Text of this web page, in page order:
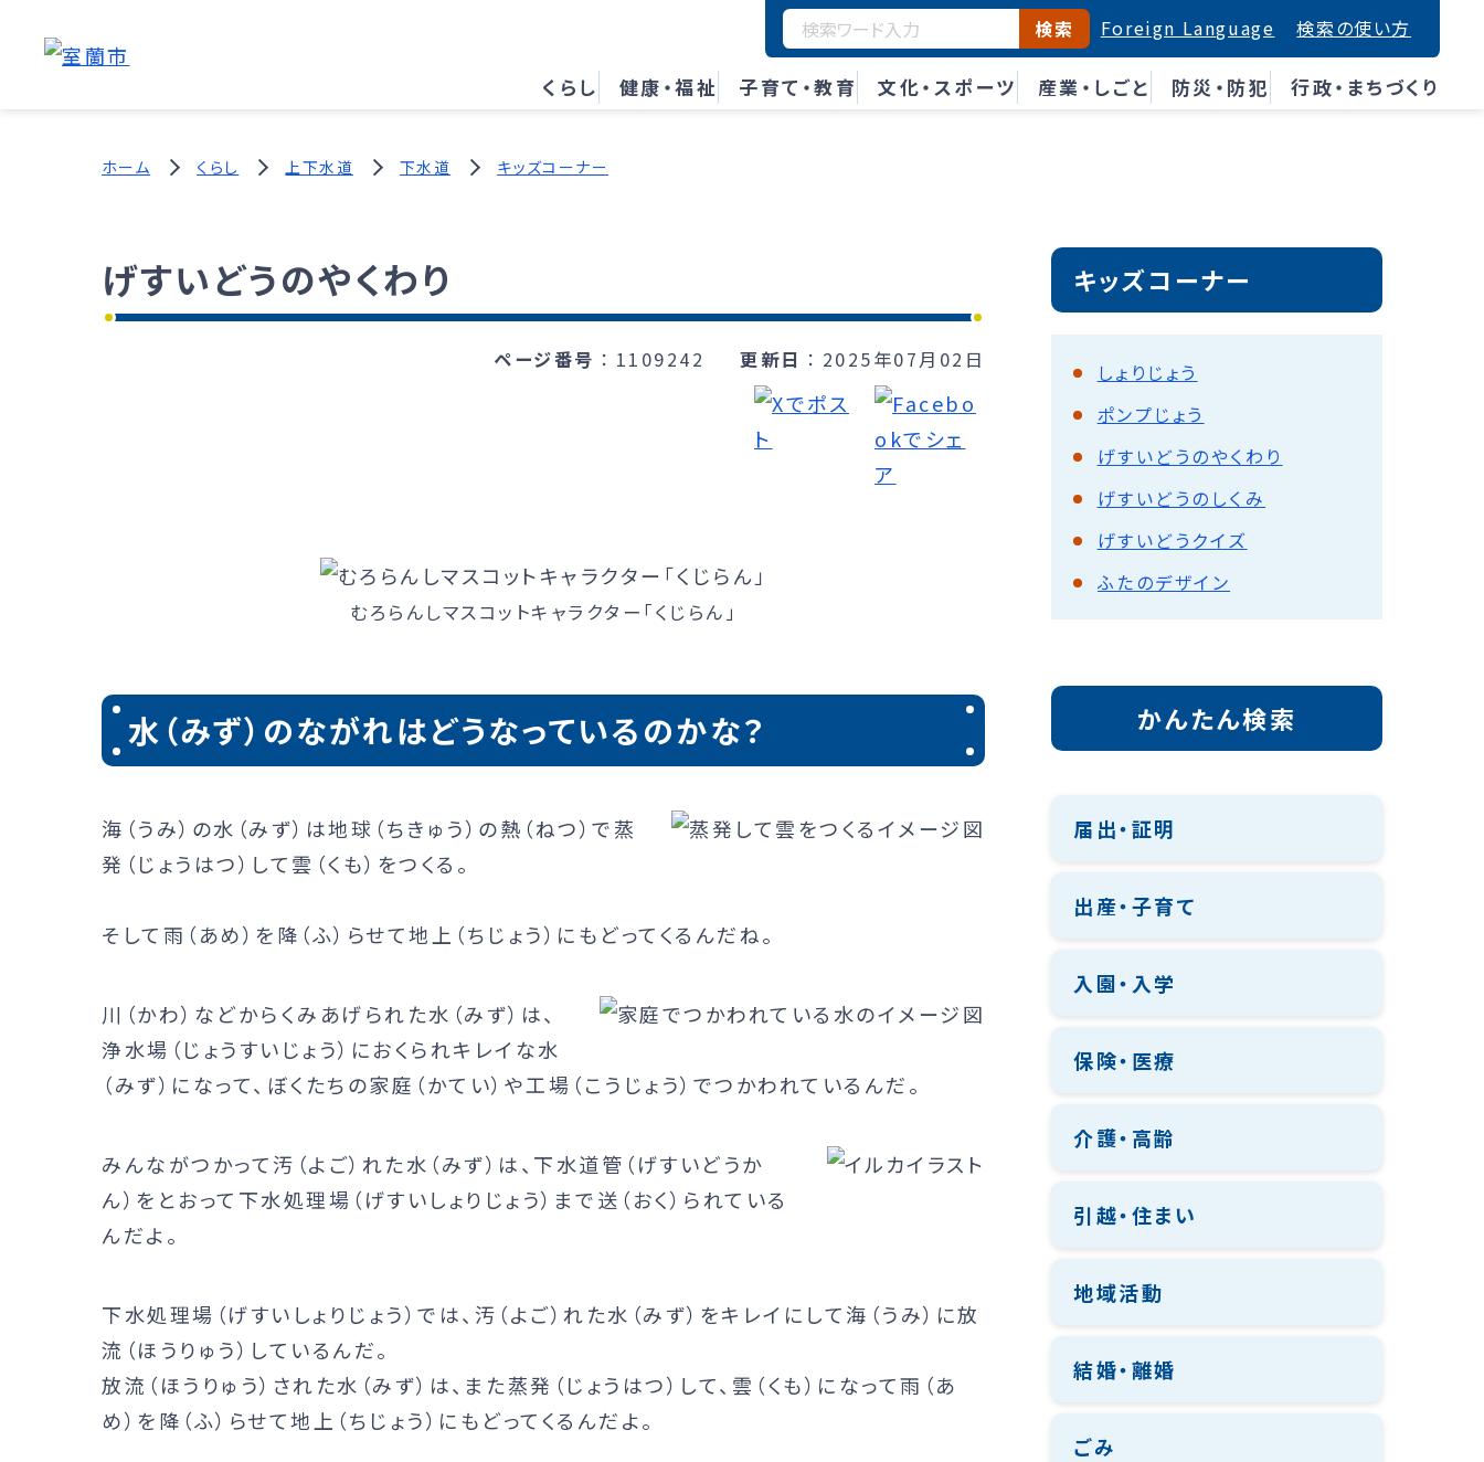
くらし 健康・福祉 子育て・教育 文化・スポーツ 産業・しごと 防災・防犯 行政・まちづくり
検索 Foreign Language 検索の使い方
ホーム くらし 上下水道 下水道 キッズコーナー
げすいどうのやくわり
ページ番号 1109242 更新日 2025年07月02日
むろらんしマスコットキャラクター「くじらん」
水（みず）のながれはどうなっているのかな？
海（うみ）の水（みず）は地球（ちきゅう）の熱（ねつ）で蒸
発（じょうはつ）して雲（くも）をつくる。
そして雨（あめ）を降（ふ）らせて地上（ちじょう）にもどってくるんだね。
川（かわ）などからくみあげられた水（みず）は、
浄水場（じょうすいじょう）におくられキレイな水
（みず）になって、ぼくたちの家庭（かてい）や工場（こうじょう）でつかわれているんだ。
みんながつかって汚（よご）れた水（みず）は、下水道管（げすいどうか
ん）をとおって下水処理場（げすいしょりじょう）まで送（おく）られている
んだよ。
下水処理場（げすいしょりじょう）では、汚（よご）れた水（みず）をキレイにして海（うみ）に放
流（ほうりゅう）しているんだ。
放流（ほうりゅう）された水（みず）は、また蒸発（じょうはつ）して、雲（くも）になって雨（あ
め）を降（ふ）らせて地上（ちじょう）にもどってくるんだよ。
キッズコーナー
しょりじょう
ポンプじょう
げすいどうのやくわり
げすいどうのしくみ
げすいどうクイズ
ふたのデザイン
かんたん検索
届出・証明
出産・子育て
入園・入学
保険・医療
介護・高齢
引越・住まい
地域活動
結婚・離婚
ごみ